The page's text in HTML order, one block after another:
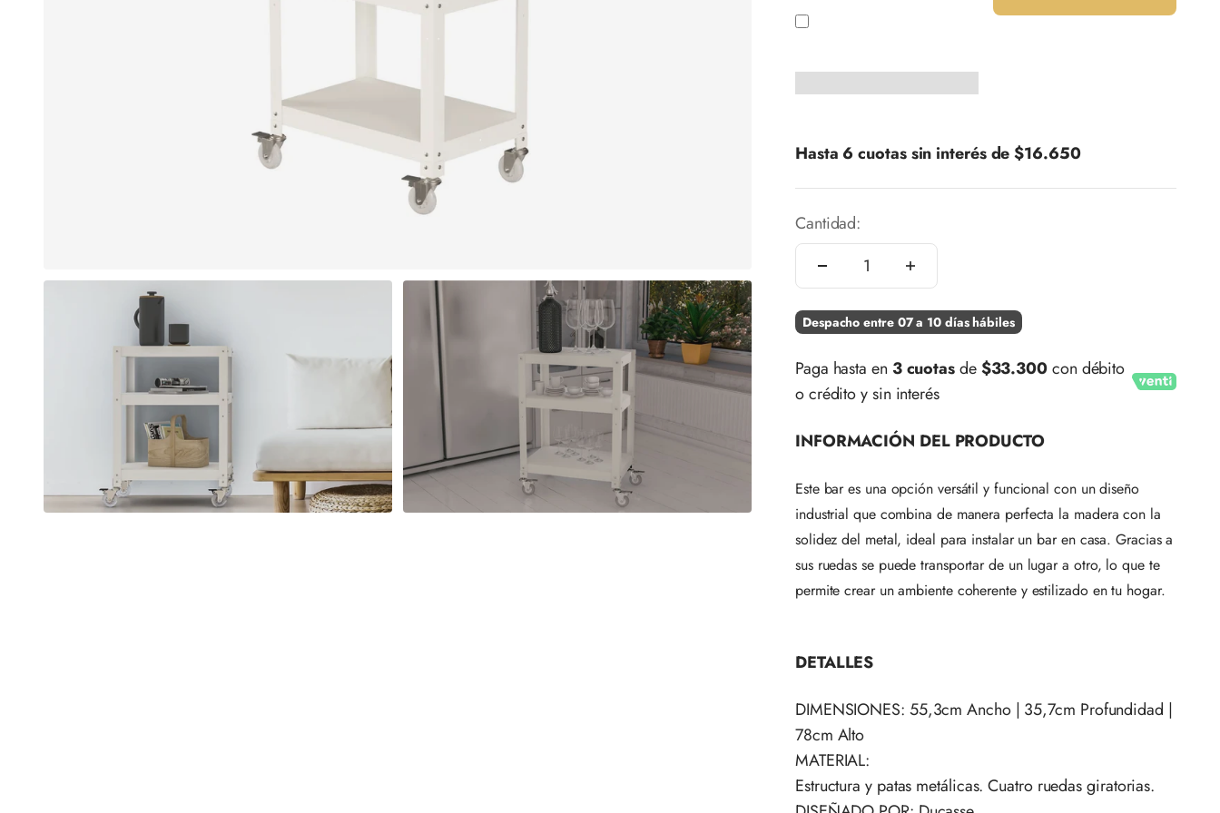
Hasta 6 cuotas sin interés de$16.650
Cantidad:
Despacho entre 07 a 10 días hábiles
Paga hasta en 3 cuotasde$33.300con débito
o crédito y sin interés
INFORMACIÓN DEL PRODUCTO
Este bar es una opción versátil y funcional con un diseño
industrial que combina de manera perfecta la madera con la
solidez del metal, ideal para instalar un bar en casa. Gracias a
sus ruedas se puede transportar de un lugar a otro, lo que te
permite crear un ambiente coherente y estilizado en tu hogar.
DETALLES
DIMENSIONES: 55,3cm Ancho | 35,7cm Profundidad |
78cm Alto
MATERIAL:
Estructura y patas metálicas. Cuatro ruedas giratorias.